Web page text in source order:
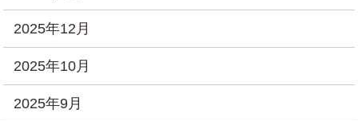
2025年12月
2025年10月
2025年9月